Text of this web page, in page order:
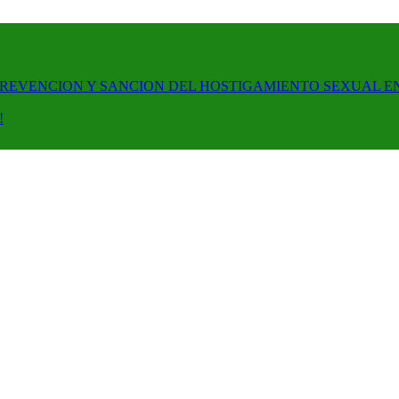
Y SANCION DEL HOSTIGAMIENTO SEXUAL